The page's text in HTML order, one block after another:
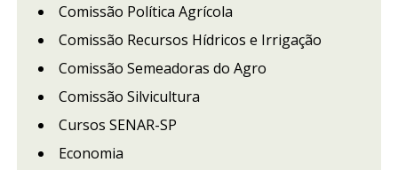
Comissão Política Agrícola
Comissão Recursos Hídricos e Irrigação
Comissão Semeadoras do Agro
Comissão Silvicultura
Cursos SENAR-SP
Economia